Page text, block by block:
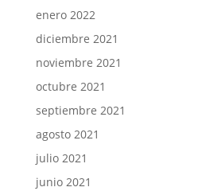
enero 2022
diciembre 2021
noviembre 2021
octubre 2021
septiembre 2021
agosto 2021
julio 2021
junio 2021